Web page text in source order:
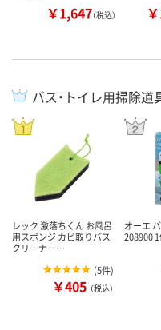
￥1,647（税込）
バス・トイレ用掃除
レック 激落ちくん お風呂
用スポンジ カビ取りバス
クリーナー…
(5件)
￥405 （税込）
オーエ
208900